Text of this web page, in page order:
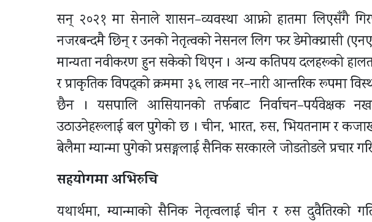
सन् २०२१ मा सेनाले शासन–व्यवस्था आफ्नो हातमा लिएसँगै
नजरबन्दमै छिन् र उनको नेतृत्वको नेसनल लिग फर डेमोक्य्रासी
मान्यता नवीकरण हुन सकेको थिएन । अन्य कतिपय दलहरूको हालत
र प्राकृतिक विपद्को क्रममा ३६ लाख नर–नारी आन्तरिक रूपमा
छैन । यसपालि आसियानको तर्फबाट निर्वाचन–पर्यवेक्षक
उठाउनेहरूलाई बल पुगेको छ । चीन, भारत, रुस, भियतनाम र
बेलैमा म्यान्मा पुगेको प्रसङ्गलाई सैनिक सरकारले जोडतोडले प्रचार
सहयोगमा अभिरुचि
यथार्थमा, म्यान्माको सैनिक नेतृत्वलाई चीन र रुस दुवैतिरको